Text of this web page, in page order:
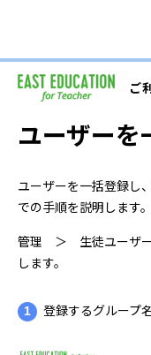
ご
ユーザーを
ユーザーを一括登録し
での手順を説明します。
管理 ＞ 生徒ユーザ
します。
1 登録するグループ